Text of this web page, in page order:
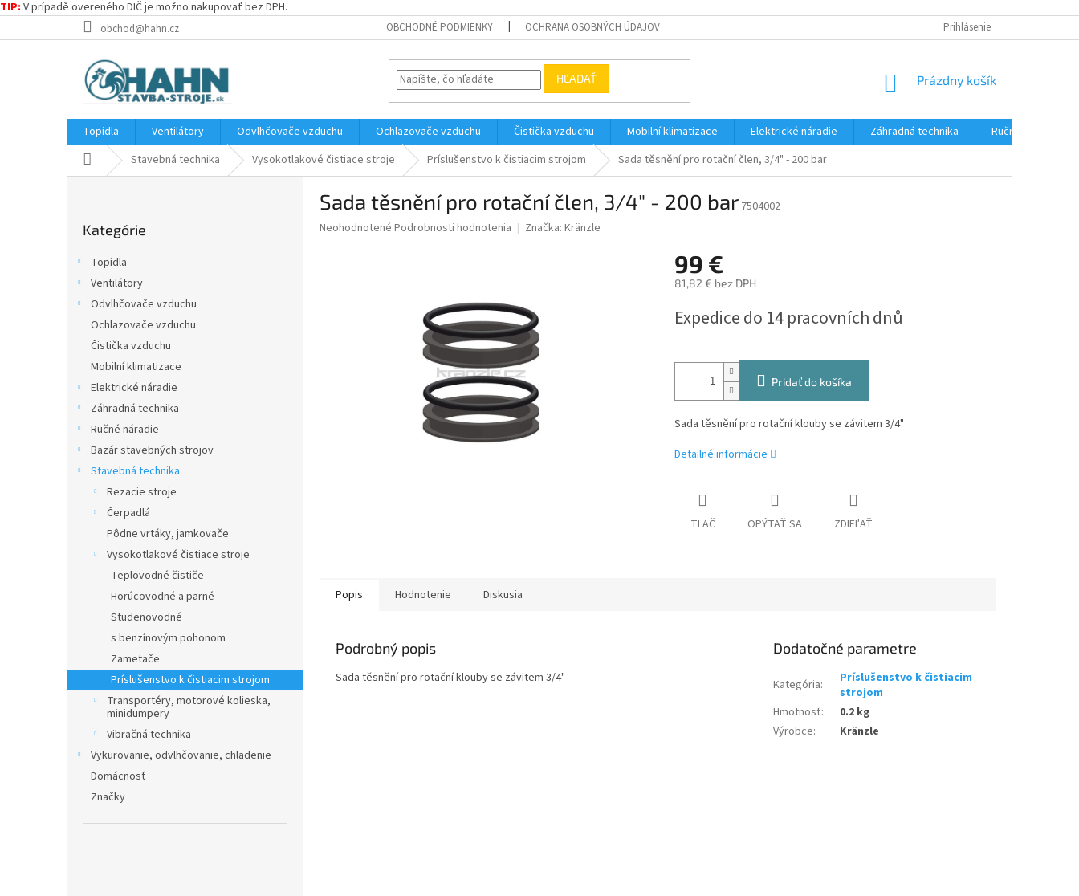
TIP: V prípadě overeného DIČ je možno nakupovať bez DPH.
na
obchod@hahn.cz OBCHODNÉ PODMIENKY OCHRANA OSOBNÝCH ÚDAJOV Prihlásenie
HĽADAŤ
NÁKUPNÝ
Prázdny košík
Topidla Ventilátory Odvlhčovače vzduchu Ochlazovače vzduchu Čistička vzduchu Mobilní klimatizace Elektrické náradie Záhradná technika
Ručné náradie
DomovStavebná technika Vysokotlakové čistiace stroje Príslušenstvo k čistiacim strojom Sada těsnění pro rotační člen, 3/4" - 200 bar
kategórie
Kategórie
Topidla
Ventilátory
Odvlhčovače vzduchu
Ochlazovače vzduchu
Čistička vzduchu
Mobilní klimatizace
Elektrické náradie
Záhradná technika
Ručné náradie
Bazár stavebných strojov
Stavebná technika
Rezacie stroje
Čerpadlá
Pôdne vrtáky, jamkovače
Vysokotlakové čistiace stroje
Teplovodné čističe
Horúcovodné a parné
Studenovodné
s benzínovým pohonom
Zametače
Príslušenstvo k čistiacim strojom
Transportéry, motorové kolieska,
minidumpery
Vibračná technika
Vykurovanie, odvlhčovanie, chladenie
Domácnosť
Značky
Sada těsnění pro rotační člen, 3/4" - 200 bar 7504002
Priemerné
Neohodnotené Podrobnosti hodnotenia Značka: Kränzle
99 €
81,82 € bez DPH
cena:
Expedice do 14 pracovních dnů
Pridať do košíka
Sada těsnění pro rotační klouby se závitem 3/4"
Detailné informácie
TLAČ OPÝTAŤ SA ZDIEĽAŤ
Popis Hodnotenie Diskusia
Podrobný popis
Sada těsnění pro rotační klouby se závitem 3/4"
Dodatočné parametre
Kategória:
Príslušenstvo k čistiacim
strojom
Hmotnosť:
0.2 kg
Výrobce: Kränzle